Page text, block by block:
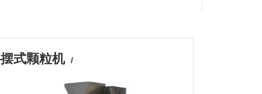
式颗粒机 /